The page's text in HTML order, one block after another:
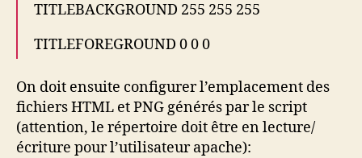
TITLEBACKGROUND 255 255 255
TITLEFOREGROUND 0 0 0
On doit ensuite configurer l’emplacement des
fichiers HTML et PNG générés par le script
(attention, le répertoire doit être en lecture/
écriture pour l’utilisateur apache):